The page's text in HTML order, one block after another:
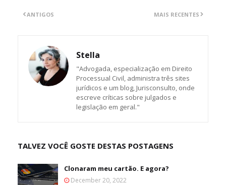
MAIS RECENTES
ANTIGOS
Stella
"Advogada, especialização em Direito
Processual Civil, administra três sites
jurídicos e um blog, Jurisconsulto, onde
escreve críticas sobre julgados e
legislação em geral."
TALVEZ VOCÊ GOSTE DESTAS POSTAGENS
Clonaram meu cartão. E agora?
December 20, 2022